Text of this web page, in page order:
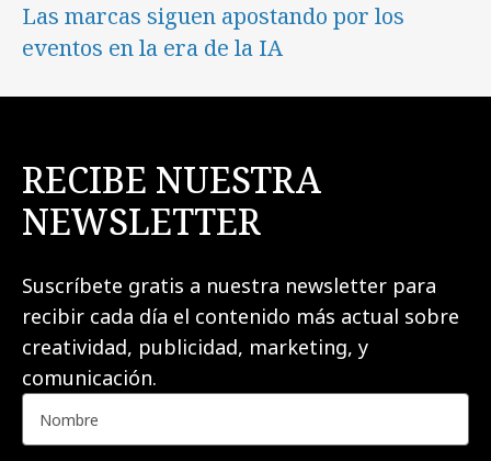
Las marcas siguen apostando por los
eventos en la era de la IA
RECIBE NUESTRA
NEWSLETTER
Suscríbete gratis a nuestra newsletter para
recibir cada día el contenido más actual sobre
creatividad, publicidad, marketing, y
comunicación.